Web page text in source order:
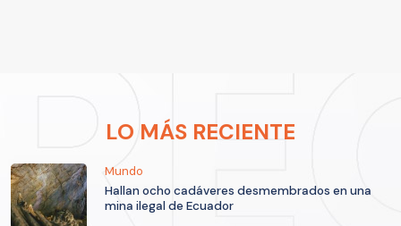
LO MÁS RECIENTE
Mundo
Hallan ocho cadáveres desmembrados en una
mina ilegal de Ecuador